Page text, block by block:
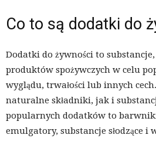
Co to są dodatki do
Dodatki do żywności to
produktów spożywczych w celu
wyglądu, trwałości lub innych
naturalne składniki, jak i
popularnych dodatków to
emulgatory, substancje słodzące i